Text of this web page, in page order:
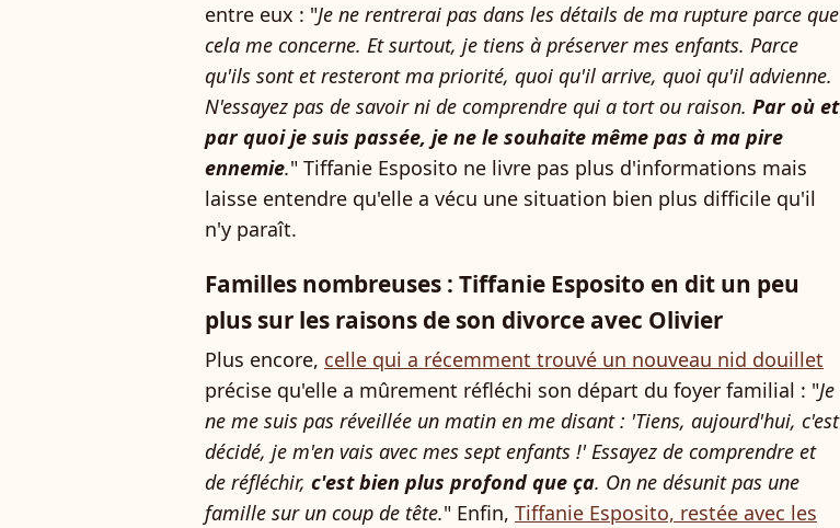
entre eux : "Je ne rentrerai pas dans les détails de ma rupture parce que
cela me concerne. Et surtout, je tiens à préserver mes enfants. Parce
qu'ils sont et resteront ma priorité, quoi qu'il arrive, quoi qu'il advienne.
N'essayez pas de savoir ni de comprendre qui a tort ou raison. Par où et
par quoi je suis passée, je ne le souhaite même pas à ma pire
ennemie." Tiffanie Esposito ne livre pas plus d'informations mais
laisse entendre qu'elle a vécu une situation bien plus difficile qu'il
n'y paraît.
Familles nombreuses : Tiffanie Esposito en dit un peu
plus sur les raisons de son divorce avec Olivier
Plus encore, celle qui a récemment trouvé un nouveau nid douillet
précise qu'elle a mûrement réfléchi son départ du foyer familial : "Je
ne me suis pas réveillée un matin en me disant : 'Tiens, aujourd'hui, c'est
décidé, je m'en vais avec mes sept enfants !' Essayez de comprendre et
de réfléchir, c'est bien plus profond que ça. On ne désunit pas une
famille sur un coup de tête." Enfin, Tiffanie Esposito, restée avec les